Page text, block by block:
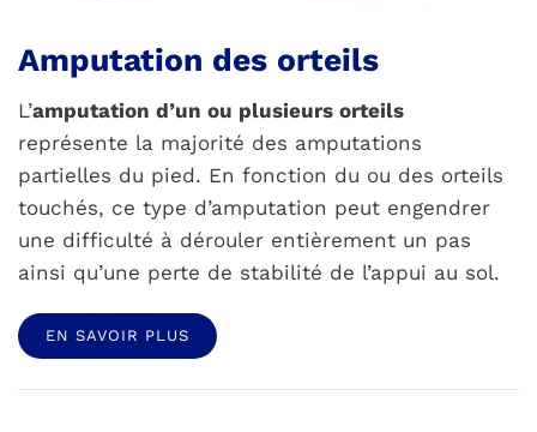
Amputation des orteils
L’amputation d’un ou plusieurs orteils
représente la majorité des amputations
partielles du pied. En fonction du ou des orteils
touchés, ce type d’amputation peut engendrer
une difficulté à dérouler entièrement un pas
ainsi qu’une perte de stabilité de l’appui au sol.
EN SAVOIR PLUS